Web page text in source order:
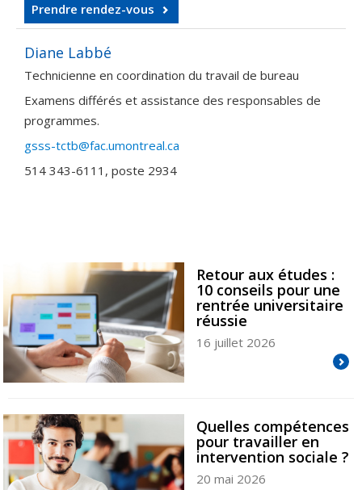
Prendre rendez-vous
Diane Labbé
Technicienne en coordination du travail de bureau
Examens différés et assistance des responsables de
programmes.
gsss-tctb@fac.umontreal.ca
514 343-6111, poste 2934
Retour aux études :
10 conseils pour une
rentrée universitaire
réussie
16 juillet 2026
Quelles compétences
pour travailler en
intervention sociale ?
20 mai 2026